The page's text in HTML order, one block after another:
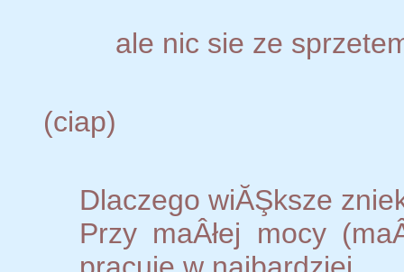
ale nic sie ze
(ciap)
Dlaczego wiĂŞksze
Przy maÂłej mocy